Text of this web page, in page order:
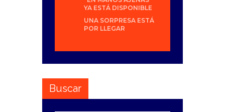
YA ESTÁ DISPONIBLE
UNA SORPRESA ESTÁ
POR LLEGAR
Buscar